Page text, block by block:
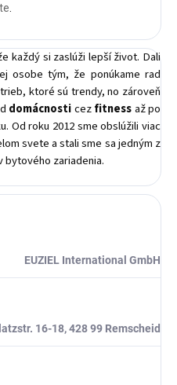
každý si zaslúži lepší život. Dali
osobe tým, že ponúkame rad
ktoré sú trendy, no zároveň
domácnosticezfitnessaž po
Od roku 2012 sme obslúžili viac
svete a stali sme sa jedným z
bytového zariadenia.
EUZIEL International GmbH
16-18, 428 99 Remscheid